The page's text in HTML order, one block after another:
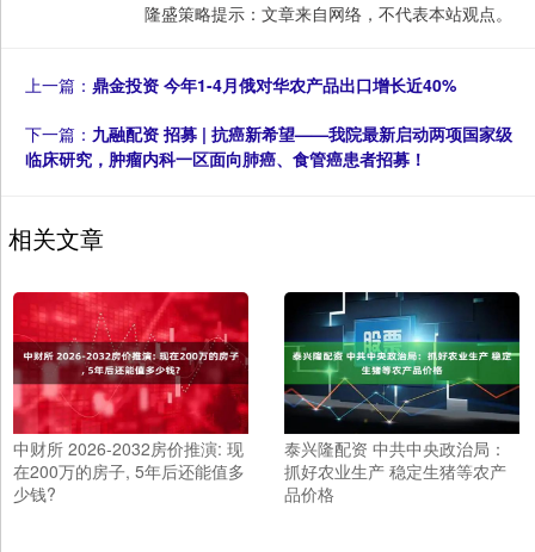
隆盛策略提示：文章来自网络，不代表本站观点。
上一篇： 鼎金投资 今年1-4月俄对华农产品出口增长近40%
下一篇： 九融配资 招募 | 抗癌新希望——我院最新启动两项国家级
临床研究，肿瘤内科一区面向肺癌、食管癌患者招募！
相关文章
中财所 2026-2032房价推演: 现
在200万的房子, 5年后还能值多
少钱?
泰兴隆配资 中共中央政治局：
抓好农业生产 稳定生猪等农产
品价格